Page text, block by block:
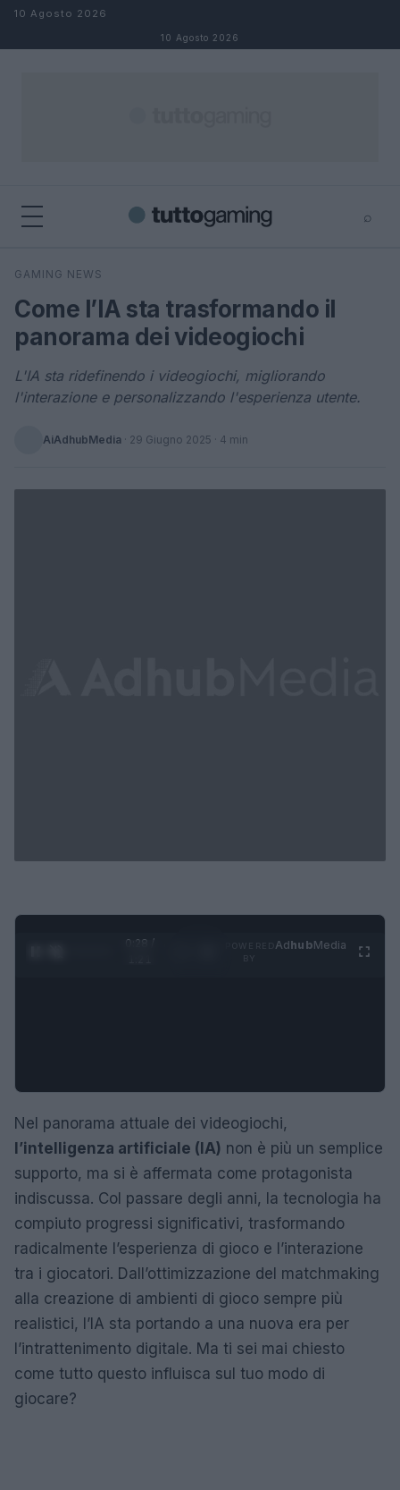
Salta al contenuto
10 Agosto 2026
10 Agosto 2026
⌕
Cerca
GAMING NEWS
Come l’IA sta trasformando il
panorama dei videogiochi
L'IA sta ridefinendo i videogiochi, migliorando
l'interazione e personalizzando l'esperienza utente.
AiAdhubMedia · 29 Giugno 2025 · 4 min
0:29 /
AdhubMedia
Nel panorama attuale dei videogiochi,
l’intelligenza artificiale (IA) non è più un semplice
supporto, ma si è affermata come protagonista
indiscussa. Col passare degli anni, la tecnologia ha
compiuto progressi significativi, trasformando
radicalmente l’esperienza di gioco e l’interazione
tra i giocatori. Dall’ottimizzazione del matchmaking
alla creazione di ambienti di gioco sempre più
realistici, l’IA sta portando a una nuova era per
l’intrattenimento digitale. Ma ti sei mai chiesto
come tutto questo influisca sul tuo modo di
giocare?